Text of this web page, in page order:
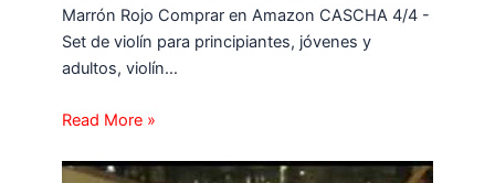
Marrón Rojo Comprar en Amazon CASCHA 4/4 -
Set de violín para principiantes, jóvenes y
adultos, violín…
Read More »